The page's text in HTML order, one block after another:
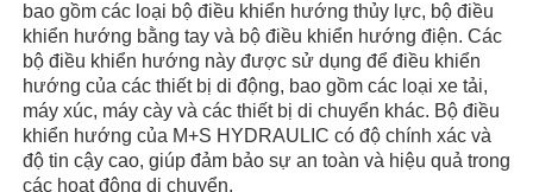
bao gồm các loại bộ điều khiển hướng thủy lực, bộ điều
khiển hướng bằng tay và bộ điều khiển hướng điện. Các
bộ điều khiển hướng này được sử dụng để điều khiển
hướng của các thiết bị di động, bao gồm các loại xe tải,
máy xúc, máy cày và các thiết bị di chuyển khác. Bộ điều
khiển hướng của M+S HYDRAULIC có độ chính xác và
độ tin cậy cao, giúp đảm bảo sự an toàn và hiệu quả trong
các hoạt động di chuyển.